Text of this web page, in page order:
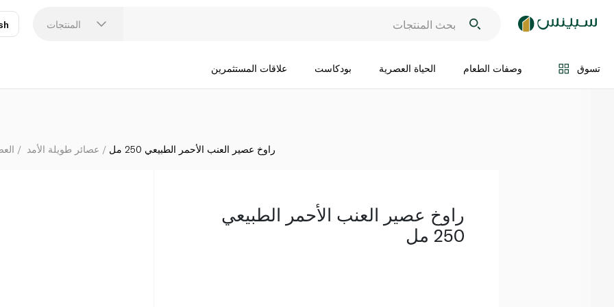
المنتجات
تسوق وصفات الطعام الحياة العصرية بودكاست علاقات المستثمرين
اضف الى السلة
عصائر طويلة الأمد راوخ عصير العنب الأحمر الطبيعي 250 مل
راوخ عصير العنب الأحمر الطبيعي
250 مل